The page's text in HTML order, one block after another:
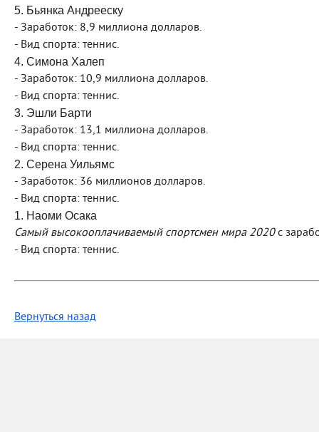
5. Бьянка Андрееску
- Заработок: 8,9 миллиона долларов.
- Вид спорта: теннис.
4. Симона Халеп
- Заработок: 10,9 миллиона долларов.
- Вид спорта: теннис.
3. Эшли Барти
- Заработок: 13,1 миллиона долларов.
- Вид спорта: теннис.
2. Серена Уильямс
- Заработок: 36 миллионов долларов.
- Вид спорта: теннис.
1. Наоми Осака
Самый высокооплачиваемый спортсмен мира 2020с
- Вид спорта: теннис.
Вернуться назад